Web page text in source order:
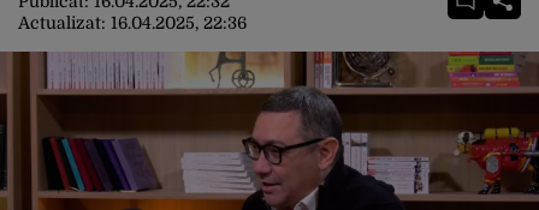
Actualizat: 16.04.2025, 22:36